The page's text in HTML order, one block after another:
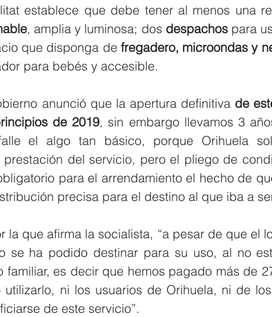
establece que debe tener al menos una
, amplia y luminosa; dos despachos para
que disponga de fregadero, microondas y
para bebés y accesible.
anunció que la apertura definitiva de
de 2019, sin embargo llevamos 3
el algo tan básico, porque Orihuela
del servicio, pero el pliego de
para el arrendamiento el hecho de
precisa para el destino al que iba a
la que afirma la socialista, “a pesar de que el
se ha podido destinar para su uso, al no
familiar, es decir que hemos pagado más de
utilizarlo, ni los usuarios de Orihuela, ni de
de este servicio”.